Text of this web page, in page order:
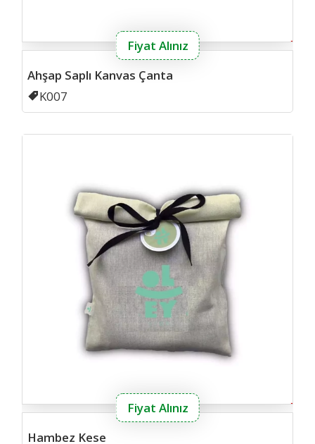
Fiyat Alınız
Ahşap Saplı Kanvas Çanta
Kodu
K007
Fiyat Alınız
Hambez Kese